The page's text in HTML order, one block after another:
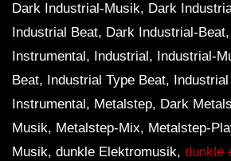
Dark Industrial-Musik, Dark
Industrial Beat, Dark Industrial-
Instrumental, Industrial, Industrial-
Beat, Industrial Type Beat,
Instrumental, Metalstep, Dark
Musik, Metalstep-Mix, Metalstep-
Musik, dunkle Elektromusik, dunkle